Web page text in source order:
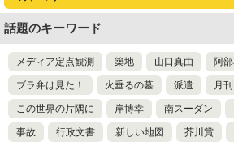
話題のキーワード
メディア定点観測 築地 山口真由 阿
ブラ弁は見た！ 火垂るの墓 派遣 月
この世界の片隅に 岸博幸 南スーダン
事故 行政文書 新しい地図 芥川賞